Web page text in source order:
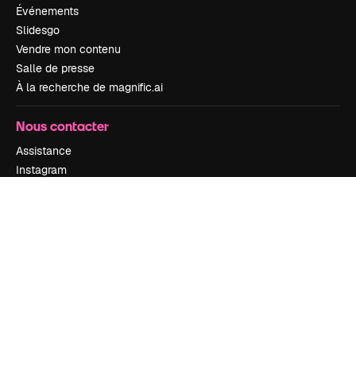
Événements
Slidesgo
Vendre mon contenu
Salle de presse
À la recherche de magnific.ai
Nous contacter
Assistance
Instagram